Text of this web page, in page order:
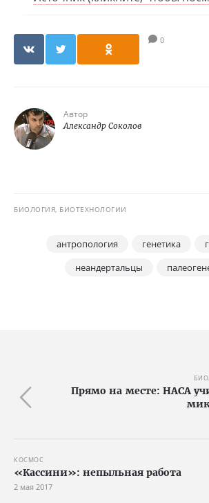
0
Автор
Александр Соколов
БИОЛОГИЯ, БИОТЕХНОЛОГИИ
антропология генетика
неандертальцы
Прямо на месте: НАСА
КОСМОС
«Кассини»: непыльная работа
2 мая 2017